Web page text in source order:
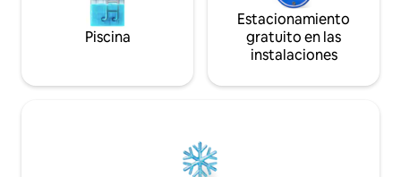
Piscina
Estacionamiento
gratuito en las
instalaciones